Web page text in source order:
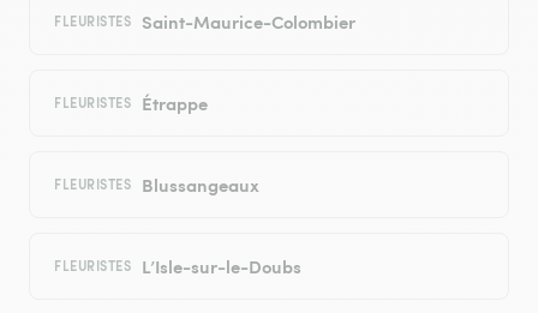
FLEURISTES Saint-Maurice-Colombier
FLEURISTES Étrappe
FLEURISTES Blussangeaux
FLEURISTES L’Isle-sur-le-Doubs